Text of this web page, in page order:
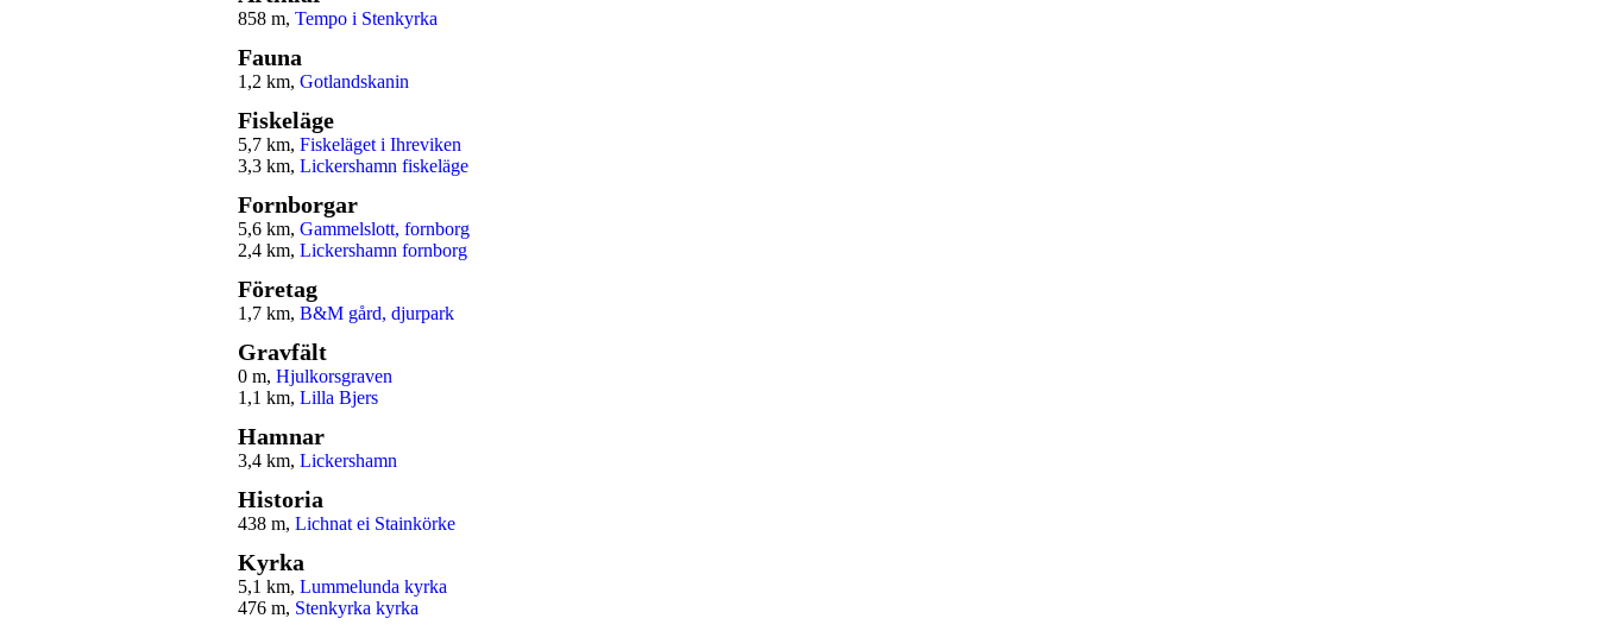
858 m, Tempo i Stenkyrka
Fauna
1,2 km, Gotlandskanin
Fiskeläge
5,7 km, Fiskeläget i Ihreviken
3,3 km, Lickershamn fiskeläge
Fornborgar
5,6 km, Gammelslott, fornborg
2,4 km, Lickershamn fornborg
Företag
1,7 km, B&M gård, djurpark
Gravfält
0 m, Hjulkorsgraven
1,1 km, Lilla Bjers
Hamnar
3,4 km, Lickershamn
Historia
438 m, Lichnat ei Stainkörke
Kyrka
5,1 km, Lummelunda kyrka
476 m, Stenkyrka kyrka